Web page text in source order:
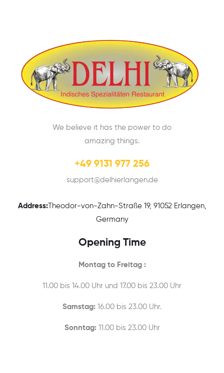
We believe it has the power to do
amazing things.
+49 9131 977 256
support@delhierlangen.de
Address:Theodor-von-Zahn-Straße 19, 91052 Erlangen,
Germany
Opening Time
Montag to Freitag :
11.00 bis 14.00 Uhr und 17.00 bis 23.00 Uhr
Samstag: 16.00 bis 23.00 Uhr.
Sonntag:11.00 bis 23.00 Uhr